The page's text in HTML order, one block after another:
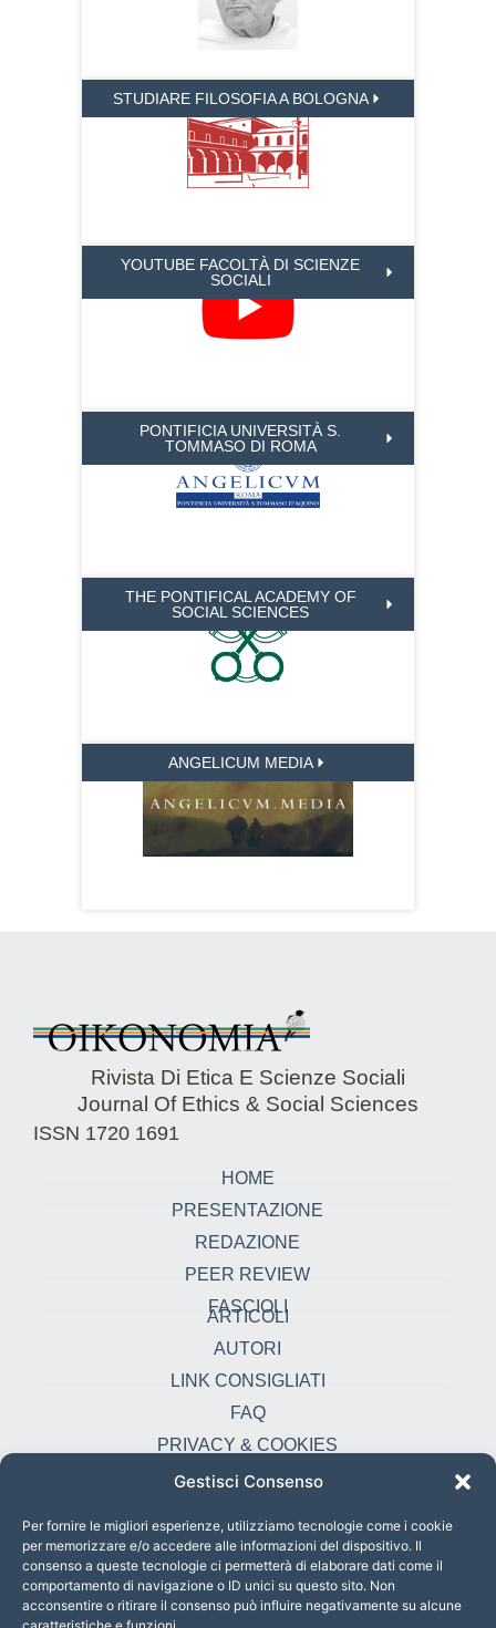
Gestisci Consenso
Per fornire le migliori esperienze, utilizziamo tecnologie come i cookie
per memorizzare e/o accedere alle informazioni del dispositivo. Il
consenso a queste tecnologie ci permetterà di elaborare dati come il
comportamento di navigazione o ID unici su questo sito. Non
acconsentire o ritirare il consenso può influire negativamente su alcune
STUDIARE FILOSOFIA A BOLOGNA
YOUTUBE FACOLTÀ DI SCIENZE
SOCIALI
PONTIFICIA UNIVERSITÀ S.
TOMMASO DI ROMA
THE PONTIFICAL ACADEMY OF
SOCIAL SCIENCES
ANGELICUM MEDIA
Rivista Di Etica E Scienze Sociali
Journal Of Ethics & Social Sciences
ISSN 1720 1691
HOME
PRESENTAZIONE
REDAZIONE
PEER REVIEW
FASCIOLI
ARTICOLI
AUTORI
LINK CONSIGLIATI
FAQ
PRIVACY & COOKIES
oikonomia@pust.it
+39 06 67 02 338
Largo Angelicum 1, 00184 Roma, Italia